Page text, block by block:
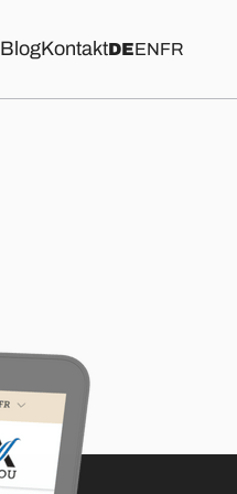
BlogKontaktDEENFR